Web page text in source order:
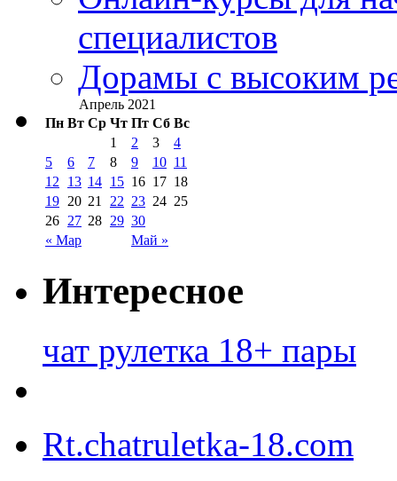
специалистов
Дорамы с высоким
Апрель 2021
Пн Вт Ср Чт Пт Сб Вс
« Мар Май »
1 2 3
4
5
6 7 8 9 10 11
12
13 14 15 16 17 18
19 20 21 22 23 24 25
26 27 28 29 30
Интересное
чат рулетка 18+ пары
Rt.chatruletka-18.com